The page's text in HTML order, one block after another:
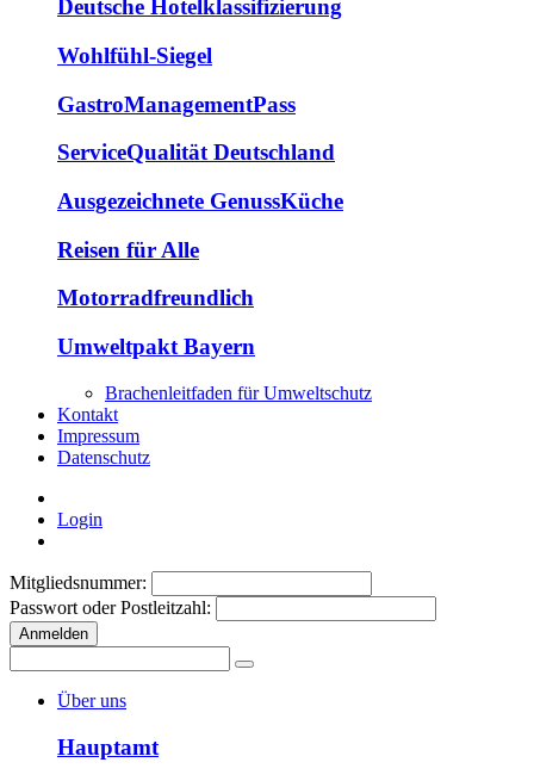
Deutsche Hotelklassifizierung
Wohlfühl-Siegel
GastroManagementPass
ServiceQualität Deutschland
Ausgezeichnete GenussKüche
Reisen für Alle
Motorradfreundlich
Umweltpakt Bayern
Brachenleitfaden für Umweltschutz
Kontakt
Impressum
Datenschutz
Login
Mitgliedsnummer:
Passwort oder Postleitzahl:
Anmelden
Über uns
Hauptamt